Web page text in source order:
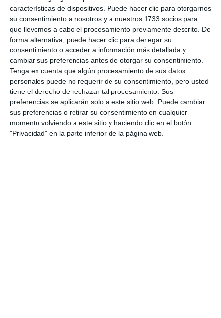
características de dispositivos. Puede hacer clic para otorgarnos
su consentimiento a nosotros y a nuestros 1733 socios para
que llevemos a cabo el procesamiento previamente descrito. De
forma alternativa, puede hacer clic para denegar su
consentimiento o acceder a información más detallada y
cambiar sus preferencias antes de otorgar su consentimiento.
Tenga en cuenta que algún procesamiento de sus datos
personales puede no requerir de su consentimiento, pero usted
tiene el derecho de rechazar tal procesamiento. Sus
preferencias se aplicarán solo a este sitio web. Puede cambiar
sus preferencias o retirar su consentimiento en cualquier
momento volviendo a este sitio y haciendo clic en el botón
"Privacidad" en la parte inferior de la página web.